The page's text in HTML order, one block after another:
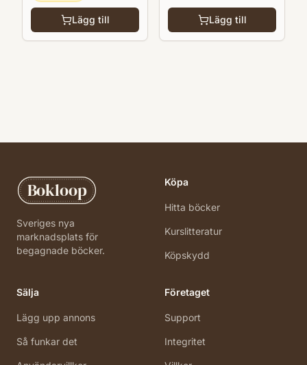
Lägg till Lägg till
Bokloop
Sveriges nya
marknadsplats för
begagnade böcker.
Köpa
Hitta böcker
Kurslitteratur
Köpskydd
Sälja
Lägg upp annons
Så funkar det
Företaget
Support
Integritet